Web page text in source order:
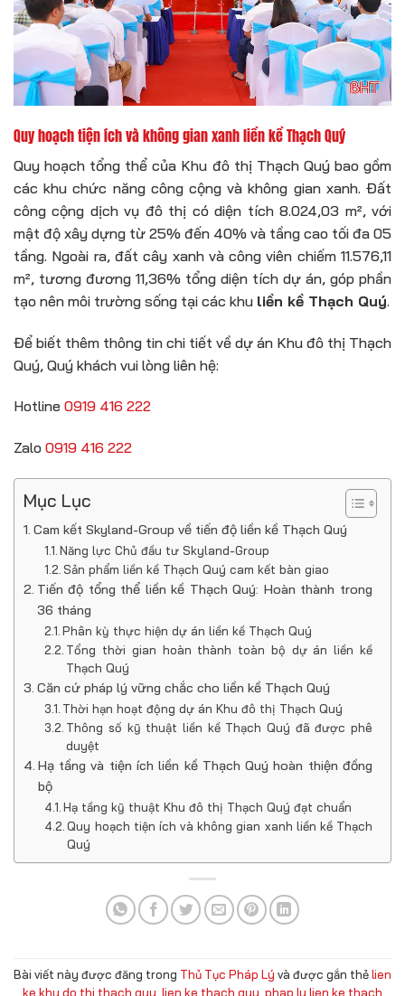
Quy hoạch tiện ích và không gian xanh liền kề Thạch Quý
Quy hoạch tổng thể của Khu đô thị Thạch Quý bao gồm
các khu chức năng công cộng và không gian xanh. Đất
công cộng dịch vụ đô thị có diện tích 8.024,03 m², với
mật độ xây dựng từ 25% đến 40% và tầng cao tối đa 05
tầng. Ngoài ra, đất cây xanh và công viên chiếm 11.576,11
m², tương đương 11,36% tổng diện tích dự án, góp phần
tạo nên môi trường sống tại các khu liền kề Thạch Quý.
Để biết thêm thông tin chi tiết về dự án Khu đô thị Thạch
Quý, Quý khách vui lòng liên hệ:
Hotline 0919 416 222
Zalo 0919 416 222
Mục Lục
Cam kết Skyland-Group về tiến độ liền kề Thạch Quý
Năng lực Chủ đầu tư Skyland-Group
Sản phẩm liền kề Thạch Quý cam kết bàn giao
Tiến độ tổng thể liền kề Thạch Quý: Hoàn thành trong
36 tháng
Phân kỳ thực hiện dự án liền kề Thạch Quý
Tổng thời gian hoàn thành toàn bộ dự án liền kề
Thạch Quý
Căn cứ pháp lý vững chắc cho liền kề Thạch Quý
Thời hạn hoạt động dự án Khu đô thị Thạch Quý
Thông số kỹ thuật liền kề Thạch Quý đã được phê
duyệt
Hạ tầng và tiện ích liền kề Thạch Quý hoàn thiện đồng
bộ
Hạ tầng kỹ thuật Khu đô thị Thạch Quý đạt chuẩn
Quy hoạch tiện ích và không gian xanh liền kề Thạch
Quý
Bài viết này được đăng trong Thủ Tục Pháp Lý và được gắn thẻlien
ke khu do thi thach quy lien ke thach quy phap ly lien ke thach